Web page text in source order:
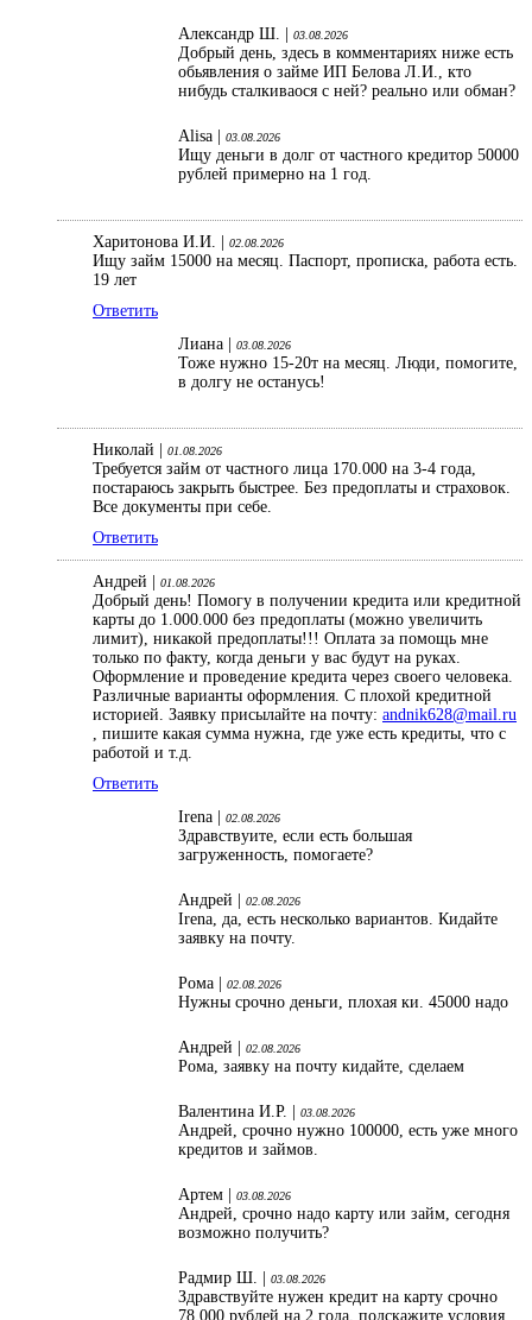
Александр Ш. | 03.08.2026
Добрый день, здесь в комментариях ниже есть
обьявления о займе ИП Белова Л.И., кто
нибудь сталкиваося с ней? реально или обман?
Alisa | 03.08.2026
Ищу деньги в долг от частного кредитор 50000
рублей примерно на 1 год.
Харитонова И.И. | 02.08.2026
Ищу займ 15000 на месяц. Паспорт, прописка, работа есть.
19 лет
Ответить
Лиана |
03.08.2026
Тоже нужно 15-20т на месяц. Люди, помогите,
в долгу не останусь!
Николай | 01.08.2026
Требуется займ от частного лица 170.000 на 3-4 года,
постараюсь закрыть быстрее. Без предоплаты и страховок.
Все документы при себе.
Ответить
Андрей | 01.08.2026
Добрый день! Помогу в получении кредита или кредитной
карты до 1.000.000 без предоплаты (можно увеличить
лимит), никакой предоплаты!!! Оплата за помощь мне
только по факту, когда деньги у вас будут на руках.
Оформление и проведение кредита через своего человека.
Различные варианты оформления. С плохой кредитной
историей. Заявку присылайте на почту: andnik628@mail.ru
, пишите какая сумма нужна, где уже есть кредиты, что с
работой и т.д.
Ответить
Irena |
02.08.2026
Здравствуите, если есть большая
загруженность, помогаете?
Андрей | 02.08.2026
Irena, да, есть несколько вариантов. Кидайте
заявку на почту.
Рома | 02.08.2026
Нужны срочно деньги, плохая ки. 45000 надо
Андрей | 02.08.2026
Рома, заявку на почту кидайте, сделаем
Валентина И.Р. | 03.08.2026
Андрей, срочно нужно 100000, есть уже много
кредитов и займов.
Артем | 03.08.2026
Андрей, срочно надо карту или займ, сегодня
возможно получить?
Радмир Ш. | 03.08.2026
Здравствуйте нужен кредит на карту срочно
78.000 рублей на 2 года, подскажите условия